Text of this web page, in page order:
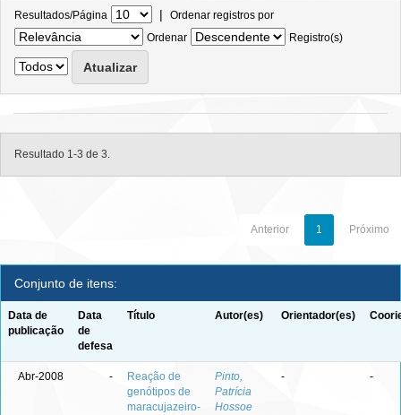
Resultados/Página | Ordenar registros por
Ordenar
Registro(s)
Resultado 1-3 de 3.
Anterior 1 Próximo
Conjunto de itens:
Data de
publicação
Data
de
defesa
Título Autor(es) Orientador(es)
Abr-2008 -
Reação de
genótipos de
maracujazeiro-
Pinto,
Patrícia
Hossoe
- -